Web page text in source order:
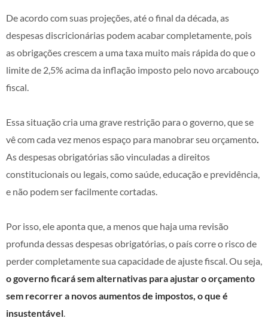
De acordo com suas projeções, até o final da década, as
despesas discricionárias podem acabar completamente, pois
as obrigações crescem a uma taxa muito mais rápida do que o
limite de 2,5% acima da inflação imposto pelo novo arcabouço
fiscal.
Essa situação cria uma grave restrição para o governo, que se
vê com cada vez menos espaço para manobrar seu orçamento.
As despesas obrigatórias são vinculadas a direitos
constitucionais ou legais, como saúde, educação e previdência,
e não podem ser facilmente cortadas.
Por isso, ele aponta que, a menos que haja uma revisão
profunda dessas despesas obrigatórias, o país corre o risco de
perder completamente sua capacidade de ajuste fiscal. Ou seja,
o governo ficará sem alternativas para ajustar o orçamento
sem recorrer a novos aumentos de impostos, o que é
insustentável.